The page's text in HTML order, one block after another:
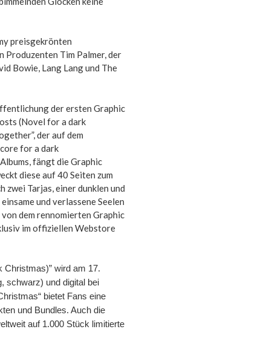
preisgekrönten
Produzenten Tim Palmer, der
Bowie, Lang Lang und The
der ersten Graphic
(Novel for a dark
der auf dem
for a dark
fängt die Graphic
diese auf 40 Seiten zum
zwei Tarjas, einer dunklen und
und verlassene Seelen
dem rennomierten Graphic
im offiziellen Webstore
Christmas)” wird am 17.
schwarz) und digital bei
bietet Fans eine
und Bundles. Auch die
auf 1.000 Stück limitierte